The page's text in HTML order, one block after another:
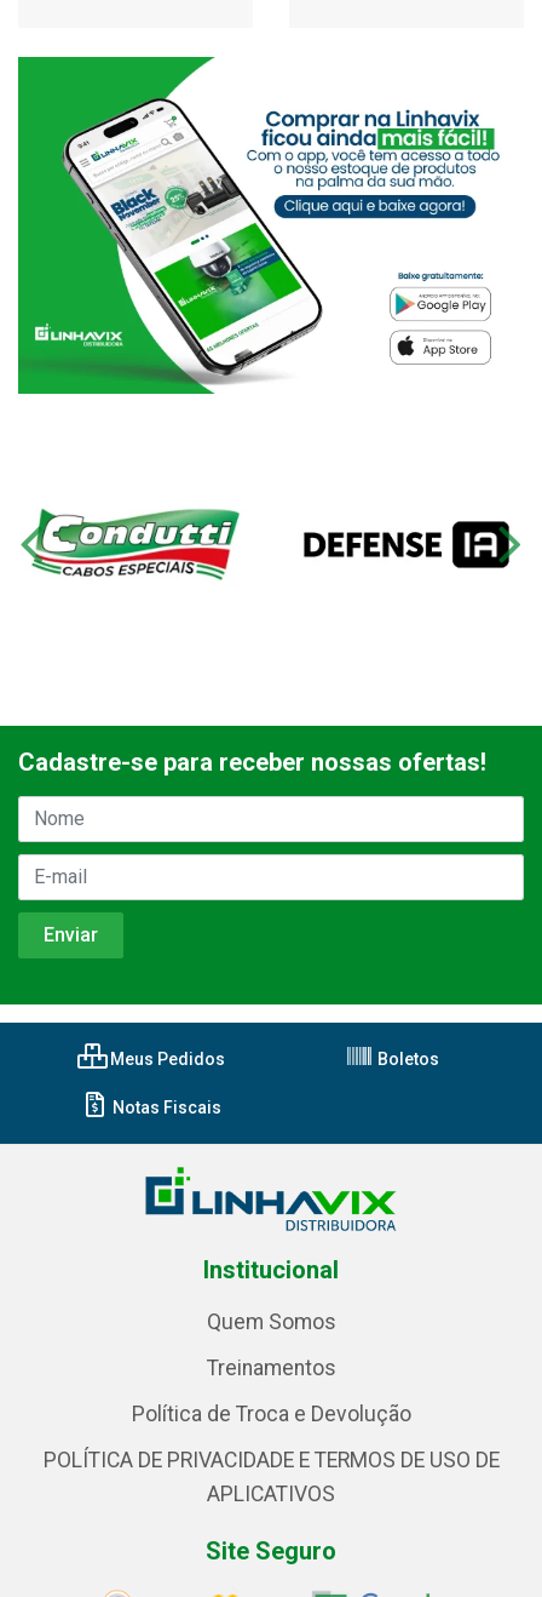
Cadastre-se para receber nossas ofertas!
Meus Pedidos Boletos
Notas Fiscais
Institucional
Quem Somos
Treinamentos
Política de Troca e Devolução
POLÍTICA DE PRIVACIDADE E TERMOS DE USO DE
APLICATIVOS
Site Seguro